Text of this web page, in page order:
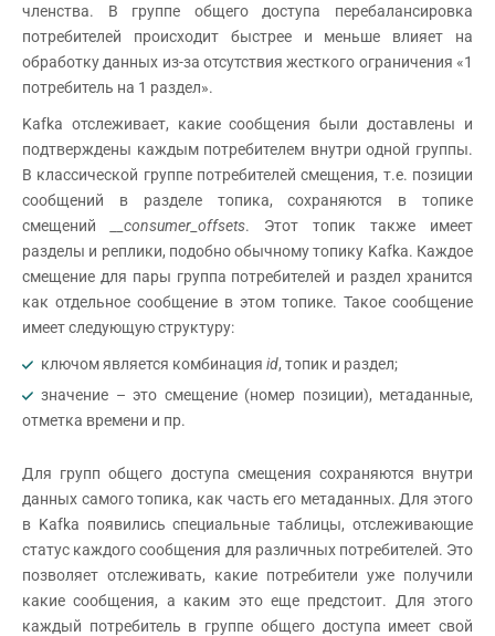
членства. В группе общего доступа перебалансировка
потребителей происходит быстрее и меньше влияет на
обработку данных из-за отсутствия жесткого ограничения «1
потребитель на 1 раздел».
Kafka отслеживает, какие сообщения были доставлены и
подтверждены каждым потребителем внутри одной группы.
В классической группе потребителей смещения, т.е. позиции
сообщений в разделе топика, сохраняются в топике
смещений
__consumer_offsets. Этот топик также имеет
разделы и реплики, подобно обычному топику Kafka. Каждое
смещение для пары группа потребителей и раздел хранится
как отдельное сообщение в этом топике. Такое сообщение
имеет следующую структуру:
ключом является комбинация id, топик и раздел;
значение – это смещение (номер позиции), метаданные,
отметка времени и пр.
Для групп общего доступа смещения сохраняются внутри
данных самого топика, как часть его метаданных. Для этого
в Kafka появились специальные таблицы, отслеживающие
статус каждого сообщения для различных потребителей. Это
позволяет отслеживать, какие потребители уже получили
какие сообщения, а каким это еще предстоит. Для этого
каждый потребитель в группе общего доступа имеет свой